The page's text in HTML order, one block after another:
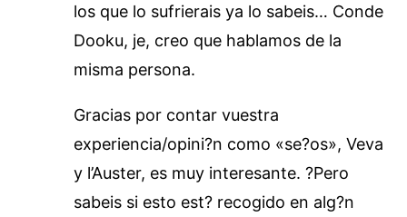
los que lo sufrierais ya lo sabeis… Conde
Dooku, je, creo que hablamos de la
misma persona.
Gracias por contar vuestra
experiencia/opini?n como «se?os», Veva
y l’Auster, es muy interesante. ?Pero
sabeis si esto est? recogido en alg?n